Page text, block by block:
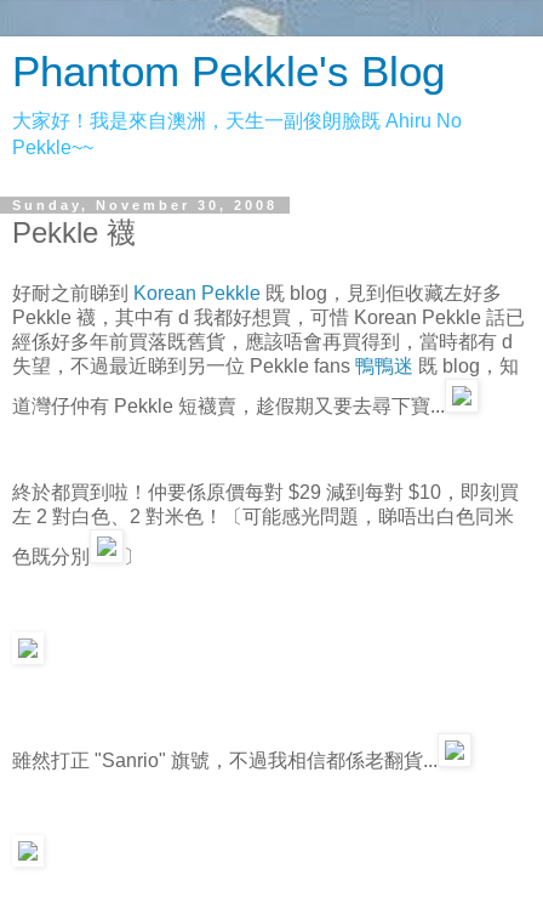
Phantom Pekkle's Blog
大家好！我是來自澳洲，天生一副俊朗臉既 Ahiru No
Pekkle~~
Sunday, November 30, 2008
Pekkle 襪
好耐之前睇到 Korean Pekkle 既 blog，見到佢收藏左好多
Pekkle 襪，其中有 d 我都好想買，可惜 Korean Pekkle 話已
經係好多年前買落既舊貨，應該唔會再買得到，當時都有 d
失望，不過最近睇到另一位 Pekkle fans 鴨鴨迷 既 blog，知
道灣仔仲有 Pekkle 短襪賣，趁假期又要去尋下寶...
終於都買到啦！仲要係原價每對 $29 減到每對 $10，即刻買
左 2 對白色、2 對米色！〔可能感光問題，睇唔出白色同米
色既分別
〕
雖然打正 "Sanrio" 旗號，不過我相信都係老翻貨...